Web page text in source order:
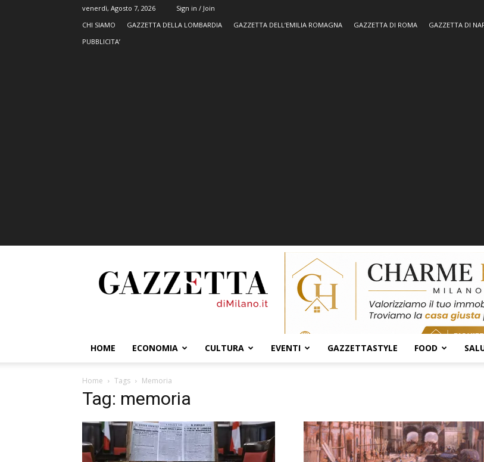
venerdì, Agosto 7, 2026
Sign in / Join
CHI SIAMO
GAZZETTA DELLA LOMBARDIA GAZZETTA DELL’EMILIA ROMAGNA GAZZETTA DI ROMA GAZZETTA DI
PUBBLICITA’
HOME ECONOMIA CULTURA EVENTI GAZZETTASTYLE FOOD
Home Tags Memoria
Tag: memoria